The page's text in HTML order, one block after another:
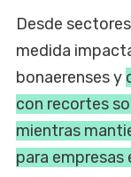
Desde
medida
bonaerenses y
con recortes
mientras
para empresas